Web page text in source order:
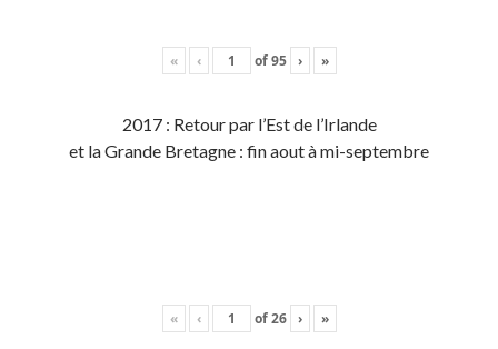
« ‹ of95 › »
2017 : Retour par l’Est de l’Irlande
et la Grande Bretagne : fin aout à mi-septembre
« ‹ of26 › »